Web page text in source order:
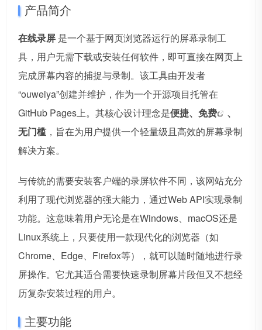
产品简介
在线录屏 是一个基于网页浏览器运行的屏幕录制工
具，用户无需下载或安装任何软件，即可直接在网页上
完成屏幕内容的捕捉与录制。该工具由开发者
“ouweiya”创建并维护，作为一个开源项目托管在
GitHub Pages上。其核心设计理念是便捷、 免费
、
无门槛，旨在为用户提供一个轻量级且高效的屏幕录制
解决方案。
与传统的需要安装客户端的录屏软件不同，该网站充分
利用了现代浏览器的强大能力，通过Web API实现录制
功能。这意味着用户无论是在Windows、macOS还是
Linux系统上，只要使用一款现代化的浏览器（如
Chrome、Edge、Firefox等），就可以随时随地进行录
屏操作。它尤其适合需要快速录制屏幕片段但又不想经
历复杂安装过程的用户。
主要功能